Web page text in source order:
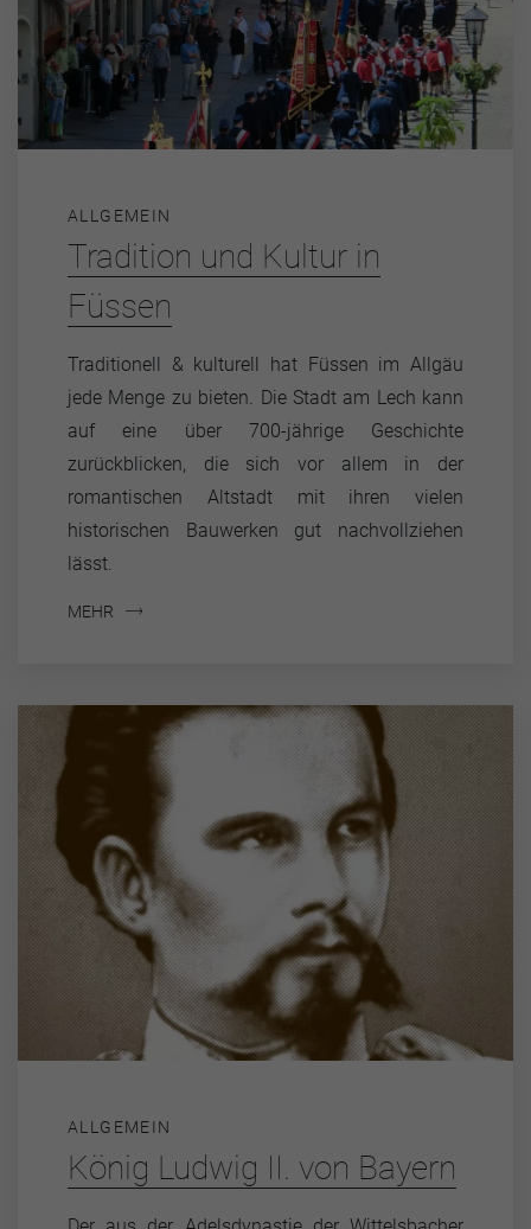
ALLGEMEIN
Tradition und Kultur in
Füssen
Traditionell & kulturell hat Füssen im Allgäu
jede Menge zu bieten. Die Stadt am Lech kann
auf eine über 700-jährige Geschichte
zurückblicken, die sich vor allem in der
romantischen Altstadt mit ihren vielen
historischen Bauwerken gut nachvollziehen
lässt.
MEHR
ALLGEMEIN
König Ludwig II. von Bayern